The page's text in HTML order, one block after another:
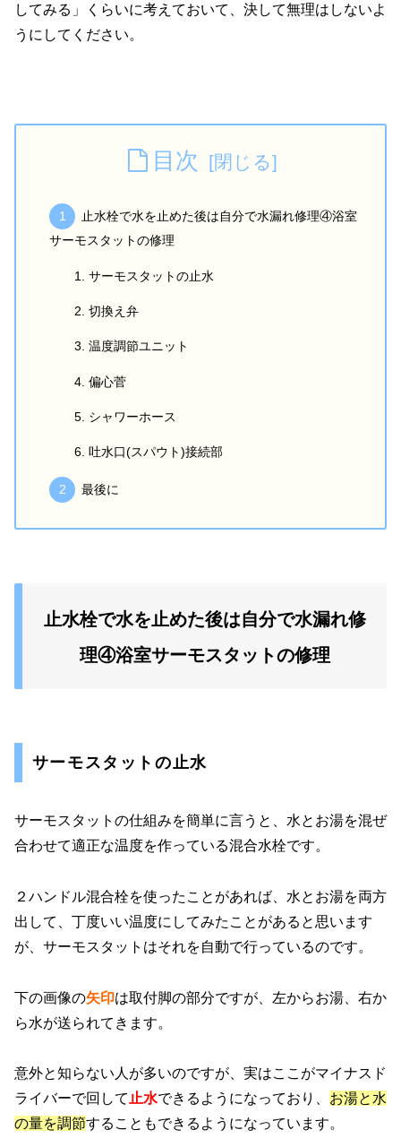
してみる」くらいに考えておいて、決して無理はしないよ
うにしてください。
目次
止水栓で水を止めた後は自分で水漏れ修理④浴室
サーモスタットの修理
サーモスタットの止水
切換え弁
温度調節ユニット
偏心菅
シャワーホース
吐水口(スパウト)接続部
最後に
止水栓で水を止めた後は自分で水漏れ修
理④浴室サーモスタットの修理
サーモスタットの止水
サーモスタットの仕組みを簡単に言うと、水とお湯を混ぜ
合わせて適正な温度を作っている混合水栓です。
２ハンドル混合栓を使ったことがあれば、水とお湯を両方
出して、丁度いい温度にしてみたことがあると思います
が、サーモスタットはそれを自動で行っているのです。
下の画像の矢印は取付脚の部分ですが、左からお湯、右か
ら水が送られてきます。
意外と知らない人が多いのですが、実はここがマイナスド
ライバーで回して止水できるようになっており、 お湯と水
の量を調節することもできるようになっています。